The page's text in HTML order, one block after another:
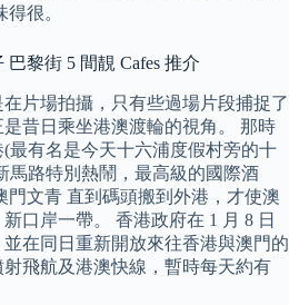
很。
黎街 5 間靚 Cafes 推介
片場拍攝，只有些過場片段捕捉了
昔日乘坐港澳渡輪的視角。 那時
最有名是今天十六浦度假村旁的十
馬路特別熱鬧，最高級的國際酒
門文青 直到碼頭搬到外港，才使澳
口岸一帶。 香港政府在 1 月 8 日
在同日重新開放來往香港與澳門的
飛航及港澳快線，暫時每天約有